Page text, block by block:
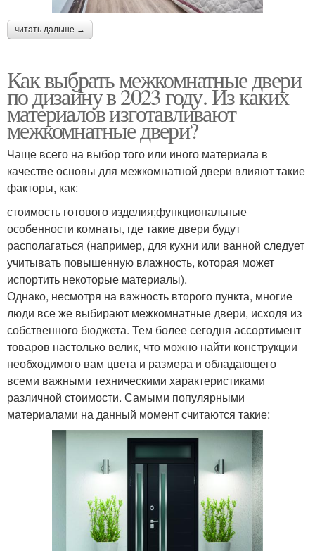
читать дальше →
Как выбрать межкомнатные двери
по дизайну в 2023 году. Из каких
материалов изготавливают
межкомнатные двери?
Чаще всего на выбор того или иного материала в
качестве основы для межкомнатной двери влияют такие
факторы, как:
стоимость готового изделия;функциональные
особенности комнаты, где такие двери будут
располагаться (например, для кухни или ванной следует
учитывать повышенную влажность, которая может
испортить некоторые материалы).
Однако, несмотря на важность второго пункта, многие
люди все же выбирают межкомнатные двери, исходя из
собственного бюджета. Тем более сегодня ассортимент
товаров настолько велик, что можно найти конструкции
необходимого вам цвета и размера и обладающего
всеми важными техническими характеристиками
различной стоимости. Самыми популярными
материалами на данный момент считаются такие: